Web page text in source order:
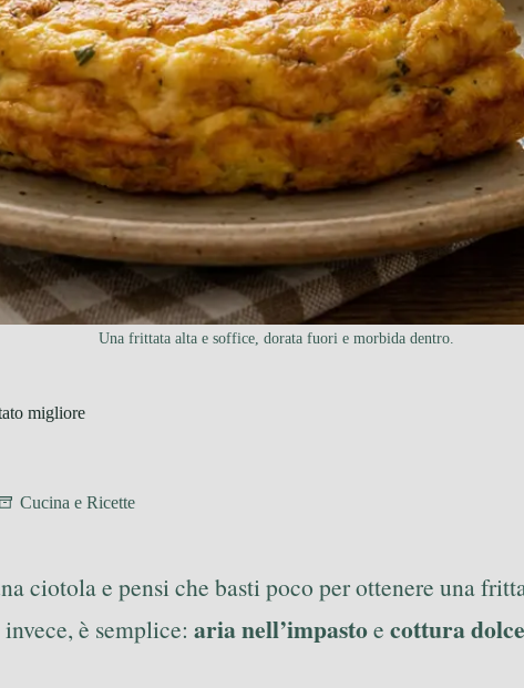
Una frittata alta e soffice, dorata fuori e morbida dentro.
migliore
Cucina e Ricette
ciotola e pensi che basti poco per ottenere una
è semplice: aria nell’impastoe cottura dolce